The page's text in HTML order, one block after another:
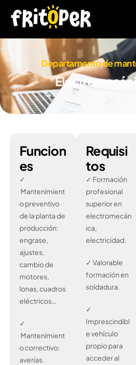
Inicio
Empresa
Productos
RSC
Contacto
Departamento de
Funcion
es
✓
Mantenimient
o preventivo
de la planta de
producción:
engrase,
ajustes,
cambio de
motores,
lonas, cuadros
eléctricos…
✓
Mantenimient
o correctivo:
averías.
Requisi
tos
✓ Formación
profesional
superior en
electromecán
ica,
electricidad.
✓ Valorable
formación en
soldadura.
✓
Imprescindibl
e vehículo
propio para
acceder al